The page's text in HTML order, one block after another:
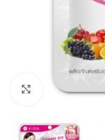
Click to enlarge